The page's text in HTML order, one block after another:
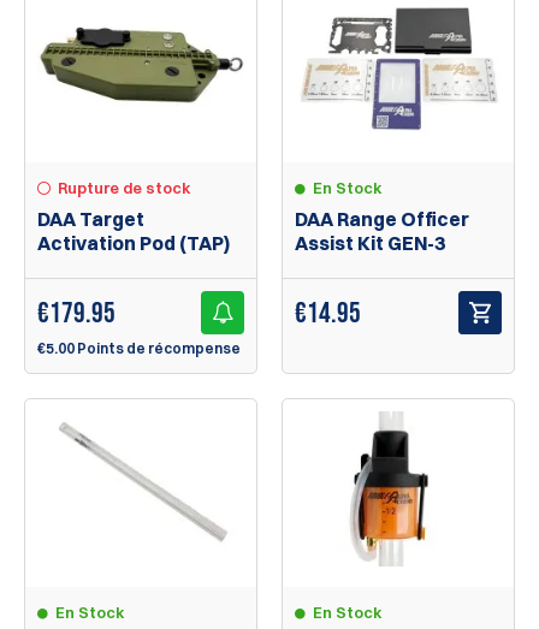
Rupture de stock
DAA Target
Activation Pod (TAP)
€179.95
€5.00 Points de récompense
En Stock
DAA Range Officer
Assist Kit GEN-3
€14.95
En Stock En Stock